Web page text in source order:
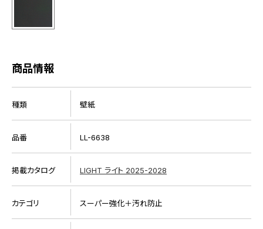
商品情報
種類 壁紙
品番 LL-6638
掲載カタログ LIGHT ライト 2025-2028
カテゴリ スーパー強化＋汚れ防止